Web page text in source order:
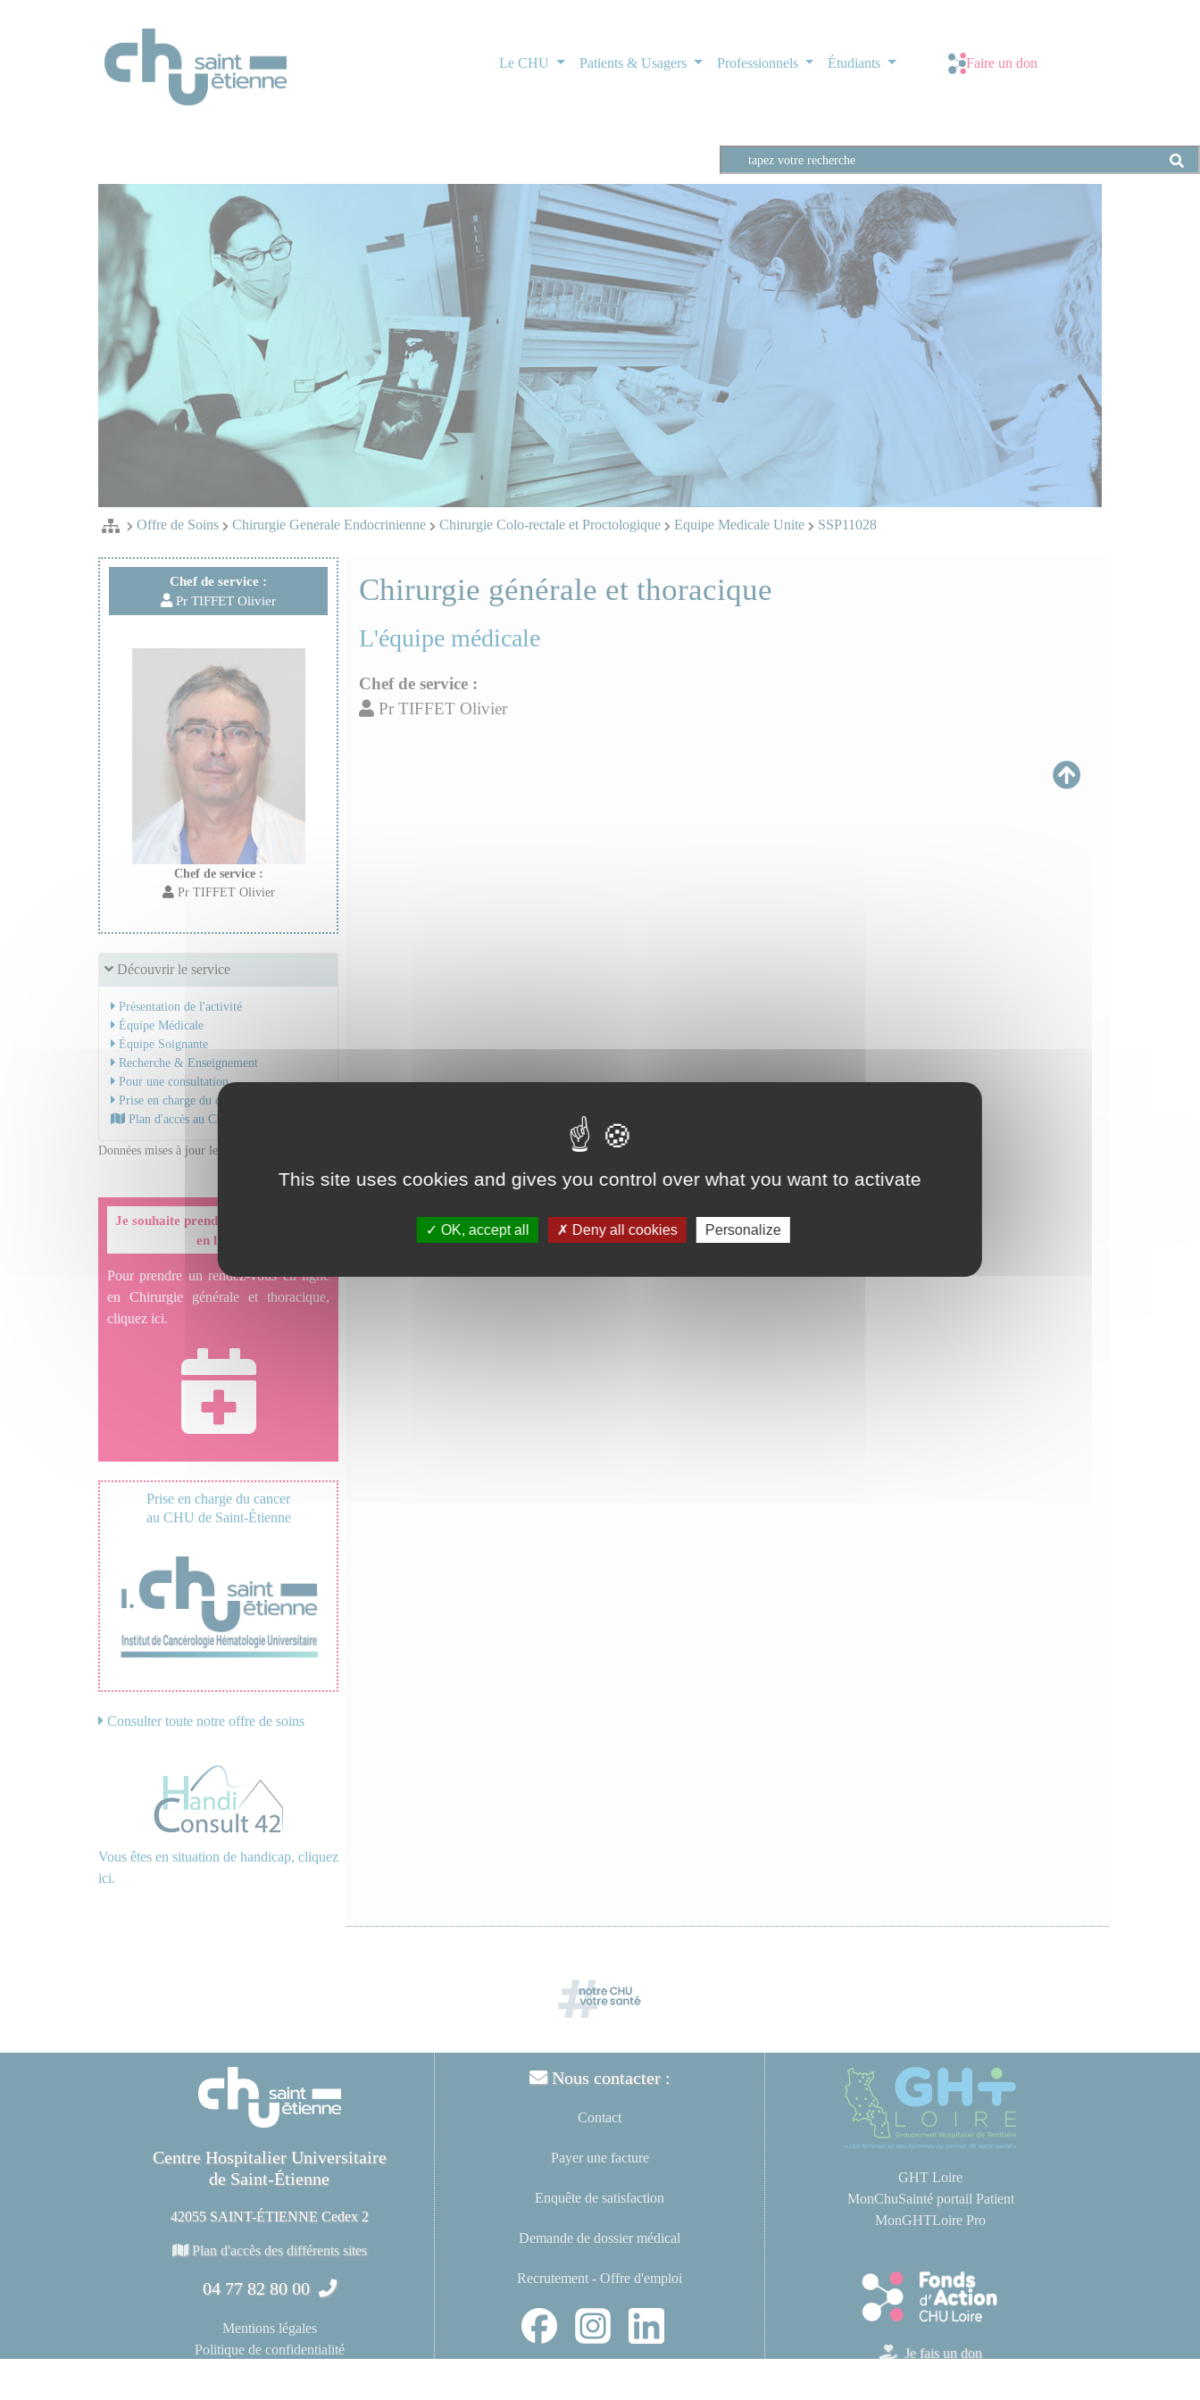
Le CHU Patients & Usagers Professionnels Étudiants Faire un don
Offre de Soins Chirurgie Generale Endocrinienne Chirurgie Colo-rectale et Proctologique Equipe Medicale Unite SSP11028
Chef de service :
Pr TIFFET Olivier
Chef de service :
Pr TIFFET Olivier
Découvrir le service
Présentation de l'activité
Équipe Médicale
Équipe Soignante
Recherche & Enseignement
Pour une consultation
Prise en charge du cancer
Plan d'accès au CHU
Données mises à jour le 04/11/2025
Je souhaite prendre un rendez-vous
en ligne
Pour prendre un rendez-vous en ligne
en Chirurgie générale et thoracique,
cliquez ici.
Prise en charge du cancer
au CHU de Saint-Étienne
Consulter toute notre offre de soins
Vous êtes en situation de handicap, cliquez
ici.
Chirurgie générale et thoracique
L'équipe médicale
Chef de service :
Pr TIFFET Olivier
Centre Hospitalier Universitaire
de Saint-Étienne
42055 SAINT-ÉTIENNE Cedex 2
Plan d'accès des différents sites
04 77 82 80 00
Mentions légales
Politique de confidentialité
Nous contacter :
Contact
Payer une facture
Enquête de satisfaction
Demande de dossier médical
Recrutement - Offre d'emploi
GHT Loire
MonChuSainté portail Patient
MonGHTLoire Pro
Je fais un don
This site uses cookies and gives you control over what you want to activate
OK, accept all Deny all cookies Personalize